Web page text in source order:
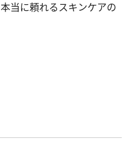
当に頼れるスキンケアの